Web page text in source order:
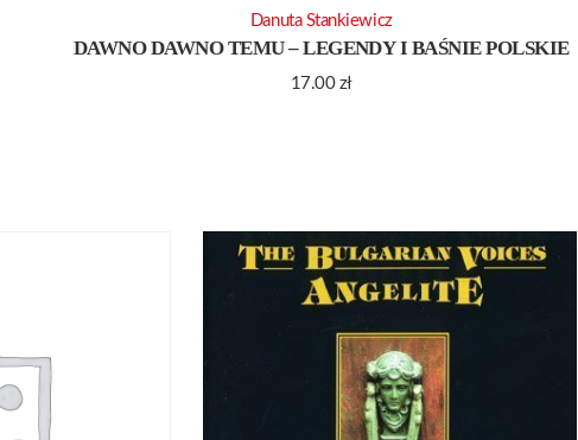
DAWNO DAWNO TEMU – LEGENDY I BAŚNIE POLSKIE
17.00 zł
Danuta Stankiewicz